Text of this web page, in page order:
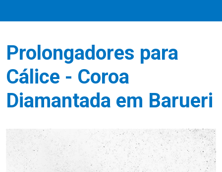
Prolongadores para
Cálice - Coroa
Diamantada em Barueri